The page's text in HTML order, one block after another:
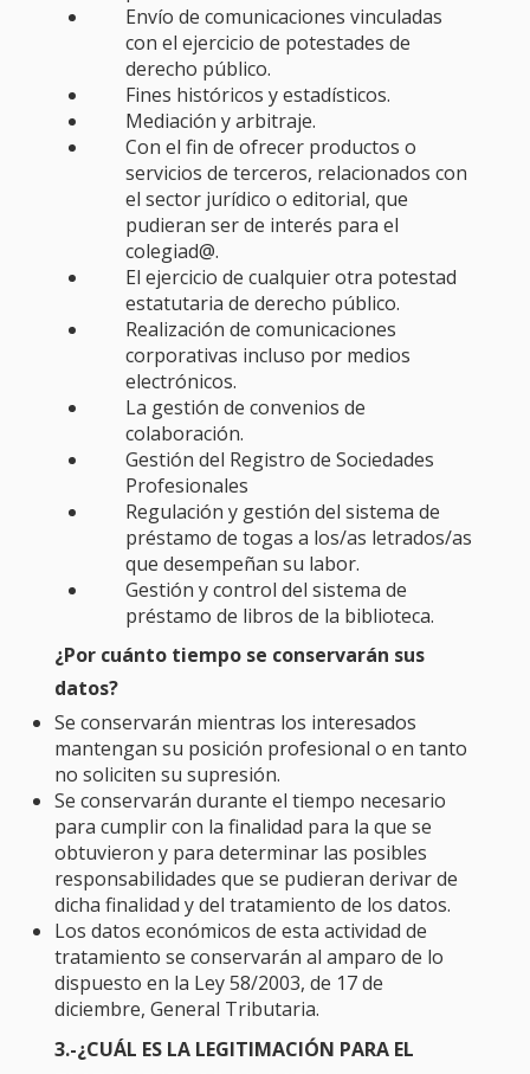
Envío de comunicaciones vinculadas
con el ejercicio de potestades de
derecho público.
Fines históricos y estadísticos.
Mediación y arbitraje.
Con el fin de ofrecer productos o
servicios de terceros, relacionados con
el sector jurídico o editorial, que
pudieran ser de interés para el
colegiad@.
El ejercicio de cualquier otra potestad
estatutaria de derecho público.
Realización de comunicaciones
corporativas incluso por medios
electrónicos.
La gestión de convenios de
colaboración.
Gestión del Registro de Sociedades
Profesionales
Regulación y gestión del sistema de
préstamo de togas a los/as letrados/as
que desempeñan su labor.
Gestión y control del sistema de
préstamo de libros de la biblioteca.
¿Por cuánto tiempo se conservarán sus
datos?
Se conservarán mientras los interesados
mantengan su posición profesional o en tanto
no soliciten su supresión.
Se conservarán durante el tiempo necesario
para cumplir con la finalidad para la que se
obtuvieron y para determinar las posibles
responsabilidades que se pudieran derivar de
dicha finalidad y del tratamiento de los datos.
Los datos económicos de esta actividad de
tratamiento se conservarán al amparo de lo
dispuesto en la Ley 58/2003, de 17 de
diciembre, General Tributaria.
3.-¿CUÁL ES LA LEGITIMACIÓN PARA EL